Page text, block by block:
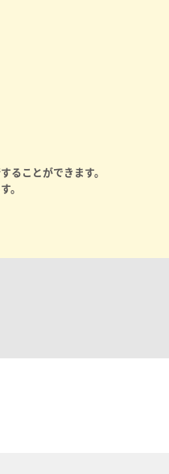
ることができます。
。